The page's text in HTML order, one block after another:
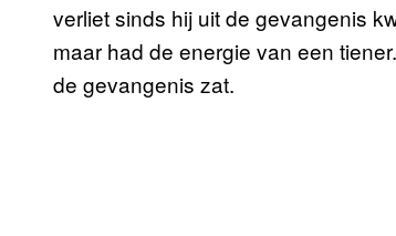
verliet sinds hij uit de gevangenis
maar had de energie van een
de gevangenis zat.